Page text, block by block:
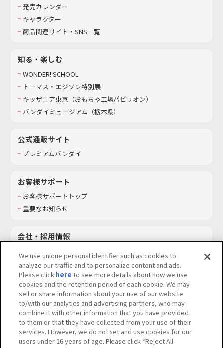
発売カレンダー
キャラクター
商品関連サイト・SNS一覧
知る・楽しむ
WONDER! SCHOOL
トーマス・エジソン特別展
キッザニア東京（おもちゃ工場パビリオン）​
バンダイミュージアム（栃木県）
公式通販サイト
プレミアムバンダイ
お客様サポート
お客様サポートトップ
重要なお知らせ
会社・採用情報
採用情報
サステナビリティ
お問い合わせ
ウェブサイトご利用条件 ソーシャルメディアポリシー
We use unique personal identifier such as cookies to
analyze our traffic and to personalize content and ads.
Please click here to see more details about how we use
cookies and the retention period of each cookie. We may
sell or share information about your use of our website
to/with our analytics and advertising partners, who may
combine it with other information that you have provided
to them or that they have collected from your use of their
services. However, we do not set and use cookies for our
users under 16 years of age. Please click “Reject All